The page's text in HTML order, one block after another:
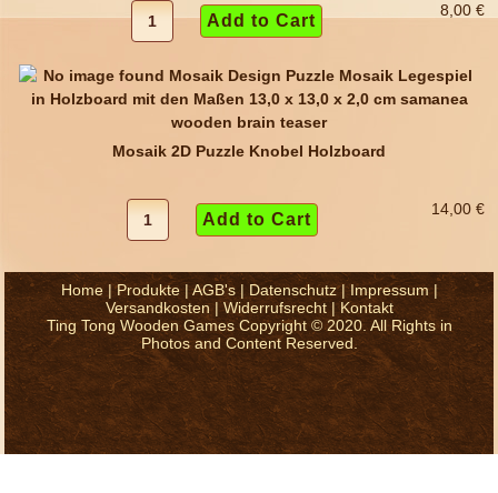
8,00 €
Mosaik 2D Puzzle Knobel Holzboard
14,00 €
Home|Produkte|AGB's| Datenschutz|Impressum|
Versandkosten|Widerrufsrecht|Kontakt
Ting Tong Wooden Games Copyright © 2020. All Rights in
Photos and Content Reserved.